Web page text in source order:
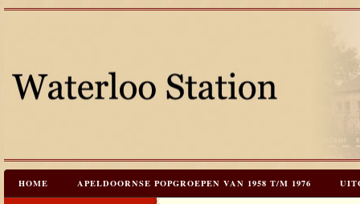
HOME APELDOORNSE POPGROEPEN VAN 1958 T/M 1976